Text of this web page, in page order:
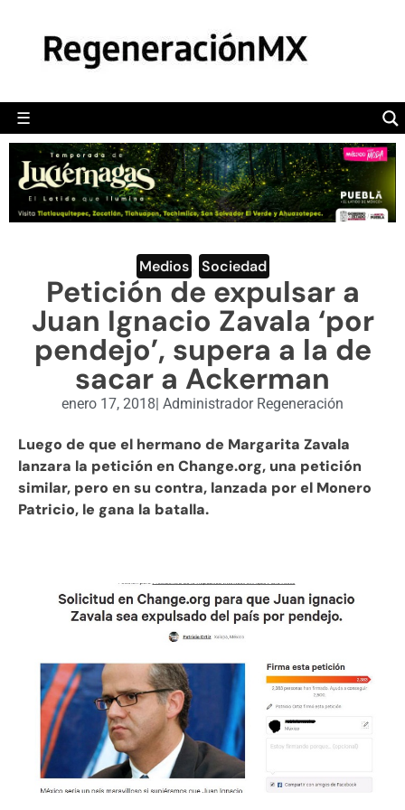
☰
POLÍTICA
CAMALEÓN
OPINIÓN
DEPORTES
ENGLISH SECTION
VIDEOS
Medios Sociedad
Petición de expulsar a
Juan Ignacio Zavala ‘por
pendejo’, supera a la de
sacar a Ackerman
enero 17, 2018| Administrador Regeneración
Luego de que el hermano de Margarita Zavala
lanzara la petición en Change.org, una petición
similar, pero en su contra, lanzada por el Monero
Patricio, le gana la batalla.